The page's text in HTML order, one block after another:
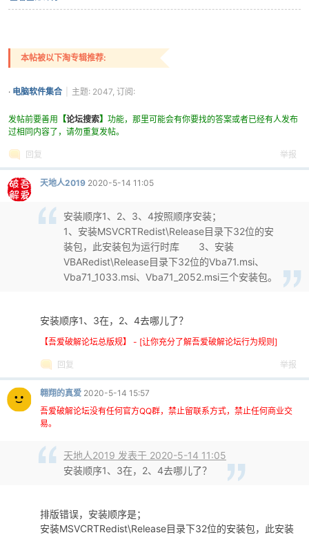
本帖被以下淘专辑推荐:
· 电脑软件集合
主题: 2047, 订阅:
发帖前要善用
【论坛搜索】 功能，那里可能会有你要找的答案或者已经有人发布
过相同内容了，请勿重复发帖。
回复 举报
天地人2019 2020-5-14 11:05
安装顺序1、2、3、4按照顺序安装；
1、安装MSVCRTRedist\Release目录下32位的安
装包，此安装包为运行时库 3、安装
VBARedist\Release目录下32位的Vba71.msi、
Vba71_1033.msi、Vba71_2052.msi三个安装包。
安装顺序1、3在，2、4去哪儿了？
【吾爱破解论坛总版规】 - [让你充分了解吾爱破解论坛行为规则]
回复 举报
翱翔的真爱 2020-5-14 15:57
吾爱破解论坛没有任何官方QQ群，禁止留联系方式，禁止任何商业交
易。
天地人2019 发表于 2020-5-14 11:05
安装顺序1、3在，2、4去哪儿了？
排版错误，安装顺序是；
安装MSVCRTRedist\Release目录下32位的安装包，此安装